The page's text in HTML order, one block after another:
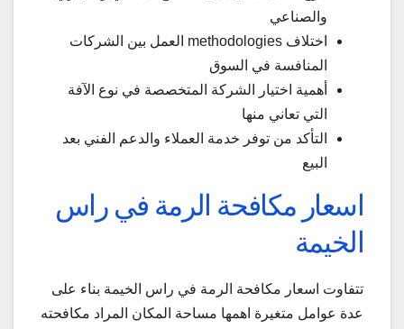
والصناعي
اختلاف methodologies العمل بين الشركات
المنافسة في السوق
أهمية اختيار الشركة المتخصصة في نوع الآفة
التي تعاني منها
التأكد من توفر خدمة العملاء والدعم الفني بعد
البيع
اسعار مكافحة الرمة في راس
الخيمة
تتفاوت اسعار مكافحة الرمة في راس الخيمة بناء على
عدة عوامل متغيرة اهمها مساحة المكان المراد مكافحته